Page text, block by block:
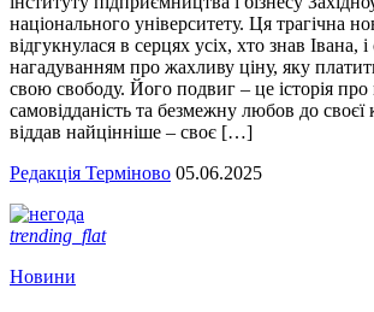
національного університету. Ця трагічна
відгукнулася в серцях усіх, хто знав Івана,
нагадуванням про жахливу ціну, яку
свою свободу. Його подвиг – це історія про
самовідданість та безмежну любов до
віддав найцінніше – своє […]
Редакція Терміново 05.06.2025
trending_flat
Новини